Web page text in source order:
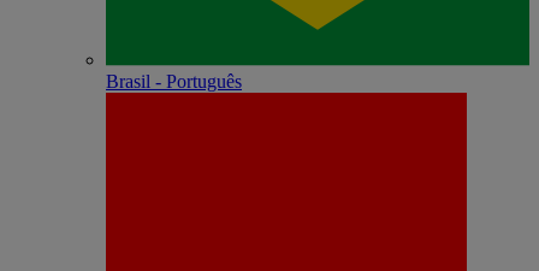
Brasil - Português